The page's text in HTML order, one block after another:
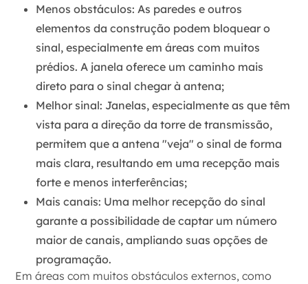
Menos obstáculos: As paredes e outros
elementos da construção podem bloquear o
sinal, especialmente em áreas com muitos
prédios. A janela oferece um caminho mais
direto para o sinal chegar à antena;
Melhor sinal: Janelas, especialmente as que têm
vista para a direção da torre de transmissão,
permitem que a antena "veja" o sinal de forma
mais clara, resultando em uma recepção mais
forte e menos interferências;
Mais canais: Uma melhor recepção do sinal
garante a possibilidade de captar um número
maior de canais, ampliando suas opções de
programação.
Em áreas com muitos obstáculos externos, como